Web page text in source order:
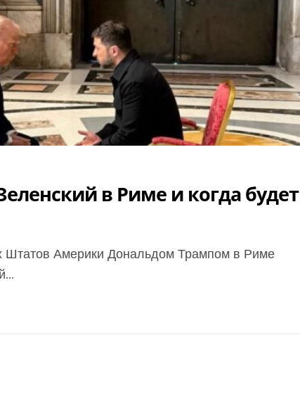
в Риме и когда будет